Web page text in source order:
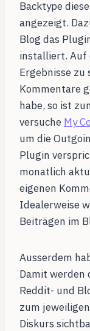
Backtype
angezeigt.
Blog das
installiert. Auf
Ergebnisse zu
Kommentare
habe, so ist
versuche My
um die
Plugin
monatlich
eigenen
Idealerweise
Beiträgen im
Ausserdem
Damit werden
Reddit- und
zum
Diskurs